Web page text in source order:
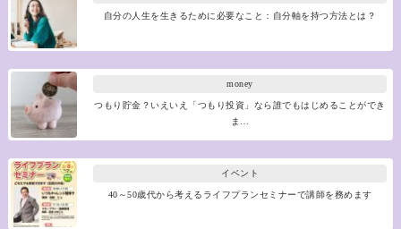
自分の人生を生きるために必要なこと：自分軸を持つ方法とは？
money
つもり貯金？いえいえ「つもり投資」なら誰でもはじめることができ
ま…
イベント
40～50歳代から考えるライフプランセミナーで講師を務めます